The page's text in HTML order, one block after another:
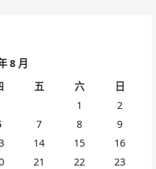
8 月
五 六
日
1
2
7 8
9
14 15
16
21 22
23